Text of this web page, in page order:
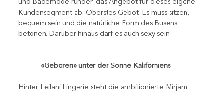
und Bademode runden das Angebot für dieses eigene
Kundensegment ab. Oberstes Gebot: Es muss sitzen,
bequem sein und die natürliche Form des Busens
betonen. Darüber hinaus darf es auch sexy sein!
«Geboren» unter der Sonne Kaliforniens
Hinter Leilani Lingerie steht die ambitionierte Mirjam